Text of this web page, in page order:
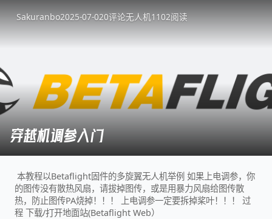
Sakuranbo2025-07-020评论无人机1102阅读
穿越机调参入门
本教程以Betaflight固件的多旋翼无人机举例 如果上电调参，你
的图传没有散热风扇，请拔掉图传，或是用暴力风扇给图传散
热，防止图传PA烧掉！！！ 上电调参一定要拆掉桨叶！！！ 过
程 下载/打开地面站(Betaflight Web）